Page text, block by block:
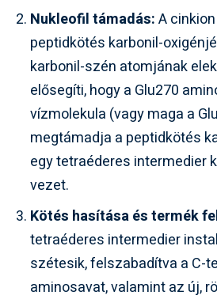
Nukleofil támadás:A
peptidkötés karbonil-
karbonil-szén atomjának
elősegíti, hogy a Glu270
vízmolekula (vagy maga a
megtámadja a peptidkötés
egy tetraéderes intermedier
vezet.
Kötés hasítása és termék
tetraéderes intermedier
szétesik, felszabadítva a C-
aminosavat, valamint az új,